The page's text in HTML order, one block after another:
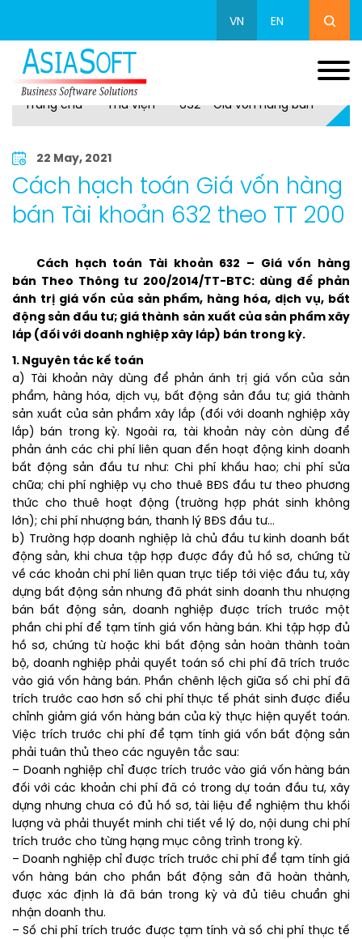
VN EN
Trang chủ Thư viện 632 - Giá vốn hàng bán
22 May, 2021
Cách hạch toán Giá vốn hàng
bán Tài khoản 632 theo TT 200
Cách hạch toán Tài khoản 632 – Giá vốn hàng
bán Theo Thông tư 200/2014/TT-BTC: dùng để phản
ánh trị giá vốn của sản phẩm, hàng hóa, dịch vụ, bất
động sản đầu tư; giá thành sản xuất của sản phẩm xây
lắp (đối với doanh nghiệp xây lắp) bán trong kỳ.
1. Nguyên tắc kế toán
a) Tài khoản này dùng để phản ánh trị giá vốn của sản
phẩm, hàng hóa, dịch vụ, bất động sản đầu tư; giá thành
sản xuất của sản phẩm xây lắp (đối với doanh nghiệp xây
lắp) bán trong kỳ. Ngoài ra, tài khoản này còn dùng để
phản ánh các chi phí liên quan đến hoạt động kinh doanh
bất động sản đầu tư như: Chi phí khấu hao; chi phí sửa
chữa; chi phí nghiệp vụ cho thuê BĐS đầu tư theo phương
thức cho thuê hoạt động (trường hợp phát sinh không
lớn); chi phí nhượng bán, thanh lý BĐS đầu tư…
b) Trường hợp doanh nghiệp là chủ đầu tư kinh doanh bất
động sản, khi chưa tập hợp được đầy đủ hồ sơ, chứng từ
về các khoản chi phí liên quan trực tiếp tới việc đầu tư, xây
dựng bất động sản nhưng đã phát sinh doanh thu nhượng
bán bất động sản, doanh nghiệp được trích trước một
phần chi phí để tạm tính giá vốn hàng bán. Khi tập hợp đủ
hồ sơ, chứng từ hoặc khi bất động sản hoàn thành toàn
bộ, doanh nghiệp phải quyết toán số chi phí đã trích trước
vào giá vốn hàng bán. Phần chênh lệch giữa số chi phí đã
trích trước cao hơn số chi phí thực tế phát sinh được điểu
chỉnh giảm giá vốn hàng bán của kỳ thực hiện quyết toán.
Việc trích trước chi phí để tạm tính giá vốn bất động sản
phải tuân thủ theo các nguyên tắc sau:
– Doanh nghiệp chỉ được trích trước vào giá vốn hàng bán
đối với các khoản chi phí đã có trong dự toán đầu tư, xây
dựng nhưng chưa có đủ hồ sơ, tài liệu để nghiệm thu khối
lượng và phải thuyết minh chi tiết về lý do, nội dung chi phí
trích trước cho từng hạng mục công trình trong kỳ.
– Doanh nghiệp chỉ được trích trước chi phí để tạm tính giá
vốn hàng bán cho phần bất động sản đã hoàn thành,
được xác định là đã bán trong kỳ và đủ tiêu chuẩn ghi
nhận doanh thu.
– Số chi phí trích trước được tạm tính và số chi phí thực tế